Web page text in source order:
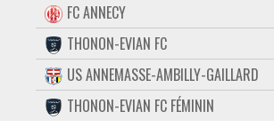
FORUM
CONTACT
FACEBOOK
TWITTER
FC ANNECY
THONON-EVIAN FC
US ANNEMASSE-AMBILLY-GAILLARD
THONON-EVIAN FC FÉMININ